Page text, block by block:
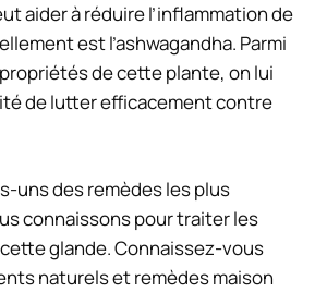
aider à réduire l’inflammation de
est l’ashwagandha. Parmi
de cette plante, on lui
de lutter efficacement contre
uns des remèdes les plus
connaissons pour traiter les
glande. Connaissez-vous
naturels et remèdes maison